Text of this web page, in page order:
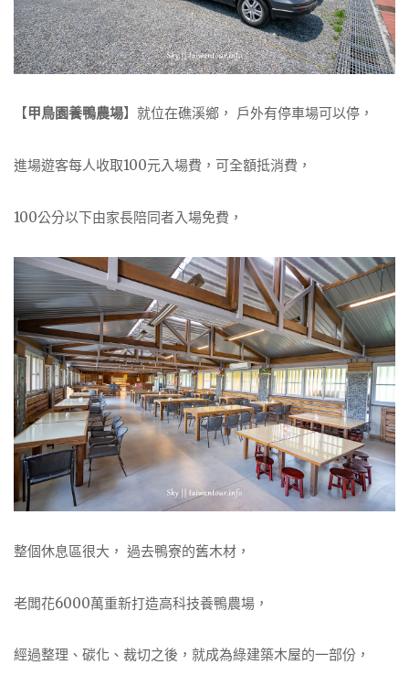
【甲鳥園養鴨農場】就位在礁溪鄉， 戶外有停車場可以停，
進場遊客每人收取100元入場費，可全額抵消費，
100公分以下由家長陪同者入場免費，
整個休息區很大， 過去鴨寮的舊木材，
老闆花6000萬重新打造高科技養鴨農場，
經過整理、碳化、裁切之後，就成為綠建築木屋的一部份，